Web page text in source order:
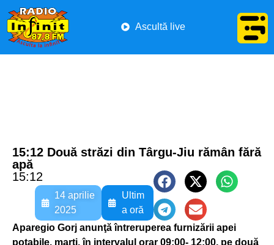
Ascultă live
15:12 Două străzi din Târgu-Jiu rămân fără
apă
15:12
14 aprilie
2025
Ultim
a oră
Aparegio Gorj anunţă întreruperea furnizării apei
potabile, marți, în intervalul orar 09:00- 12:00, pe două